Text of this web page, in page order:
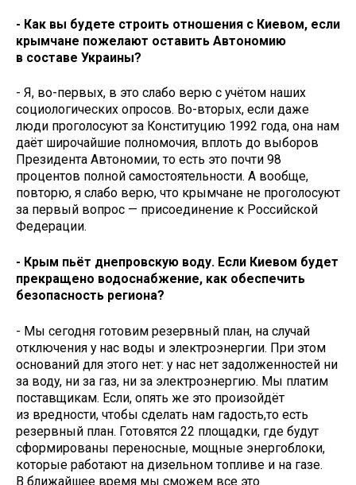
- Как вы будете строить отношения с Киевом, если
крымчане пожелают оставить Автономию
в составе Украины?
- Я, во-первых, в это слабо верю с учётом наших
социологических опросов. Во-вторых, если даже
люди проголосуют за Конституцию 1992 года, она нам
даёт широчайшие полномочия, вплоть до выборов
Президента Автономии, то есть это почти 98
процентов полной самостоятельности. А вообще,
повторю, я слабо верю, что крымчане не проголосуют
за первый вопрос — присоединение к Российской
Федерации.
- Крым пьёт днепровскую воду. Если Киевом будет
прекращено водоснабжение, как обеспечить
безопасность региона?
- Мы сегодня готовим резервный план, на случай
отключения у нас воды и электроэнергии. При этом
оснований для этого нет: у нас нет задолженностей ни
за воду, ни за газ, ни за электроэнергию. Мы платим
поставщикам. Если, опять же это произойдёт
из вредности, чтобы сделать нам гадость,то есть
резервный план. Готовятся 22 площадки, где будут
сформированы переносные, мощные энергоблоки,
которые работают на дизельном топливе и на газе.
В ближайшее время мы сможем все это